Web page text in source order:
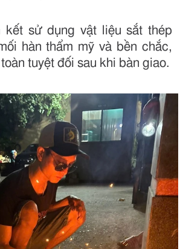
kết sử dụng vật liệu sắt thép
hàn thẩm mỹ và bền chắc,
tuyệt đối sau khi bàn giao.